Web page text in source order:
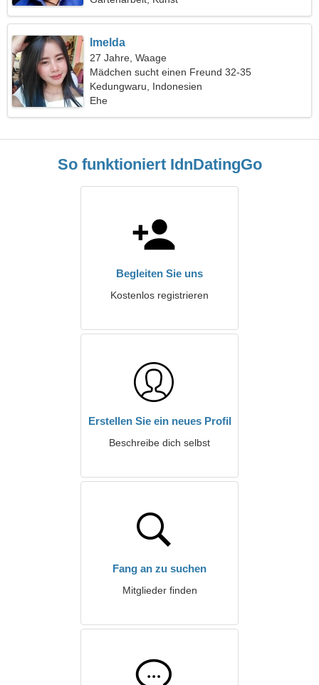
Imelda
27 Jahre, Waage
Mädchen sucht einen Freund 32-35
Kedungwaru, Indonesien
Ehe
So funktioniert IdnDatingGo
Begleiten Sie uns
Kostenlos registrieren
Erstellen Sie ein neues Profil
Beschreibe dich selbst
Fang an zu suchen
Mitglieder finden